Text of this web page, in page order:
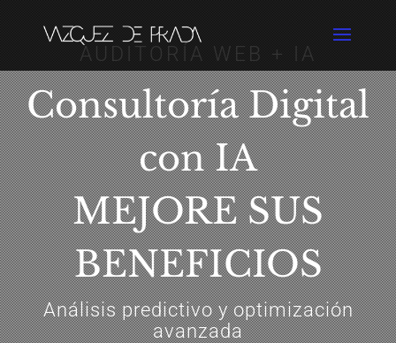
AUDITORÍA WEB + IA
Consultoría Digital
con IA
MEJORE SUS
BENEFICIOS
Análisis predictivo y optimización
avanzada